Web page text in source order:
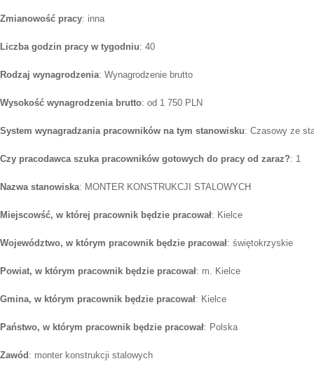
Zmianowość pracy: inna
Liczba godzin pracy w tygodniu: 40
Rodzaj wynagrodzenia: Wynagrodzenie brutto
Wysokość wynagrodzenia brutto: od 1 750 PLN
System wynagradzania pracowników na tym stanowisku: Czasowy ze
Czy pracodawca szuka pracowników gotowych do pracy od zaraz?: 1
Nazwa stanowiska: MONTER KONSTRUKCJI STALOWYCH
Miejscowść, w której pracownik będzie pracował: Kielce
Województwo, w którym pracownik będzie pracował: świętokrzyskie
Powiat, w którym pracownik będzie pracował: m. Kielce
Gmina, w którym pracownik będzie pracował: Kielce
Państwo, w którym pracownik będzie pracował: Polska
Zawód : monter konstrukcji stalowych